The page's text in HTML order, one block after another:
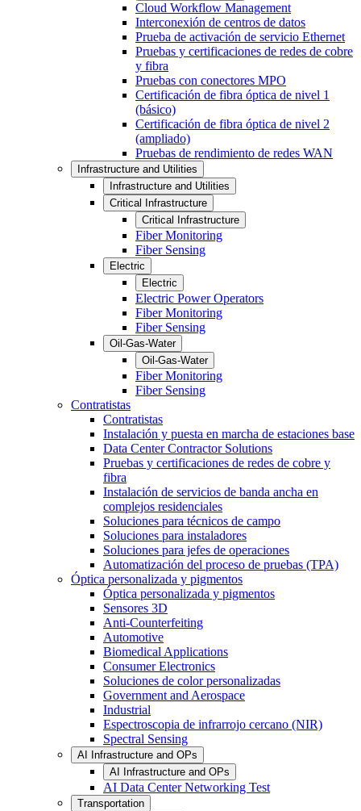
Cloud Workflow Management
Interconexión de centros de datos
Prueba de activación de servicio Ethernet
Pruebas y certificaciones de redes de cobre
y fibra
Pruebas con conectores MPO
Certificación de fibra óptica de nivel 1
(básico)
Certificación de fibra óptica de nivel 2
(ampliado)
Pruebas de rendimiento de redes WAN
Infrastructure and Utilities
Infrastructure and Utilities
Critical Infrastructure
Critical Infrastructure
Fiber Monitoring
Fiber Sensing
Electric
Electric
Electric Power Operators
Fiber Monitoring
Fiber Sensing
Oil-Gas-Water
Oil-Gas-Water
Fiber Monitoring
Fiber Sensing
Contratistas
Contratistas
Instalación y puesta en marcha de estaciones base
Data Center Contractor Solutions
Pruebas y certificaciones de redes de cobre y
fibra
Instalación de servicios de banda ancha en
complejos residenciales
Soluciones para técnicos de campo
Soluciones para instaladores
Soluciones para jefes de operaciones
Automatización del proceso de pruebas (TPA)
Óptica personalizada y pigmentos
Óptica personalizada y pigmentos
Sensores 3D
Anti-Counterfeiting
Automotive
Biomedical Applications
Consumer Electronics
Soluciones de color personalizadas
Government and Aerospace
Industrial
Espectroscopia de infrarrojo cercano (NIR)
Spectral Sensing
AI Infrastructure and OPs
AI Infrastructure and OPs
AI Data Center Networking Test
Transportation